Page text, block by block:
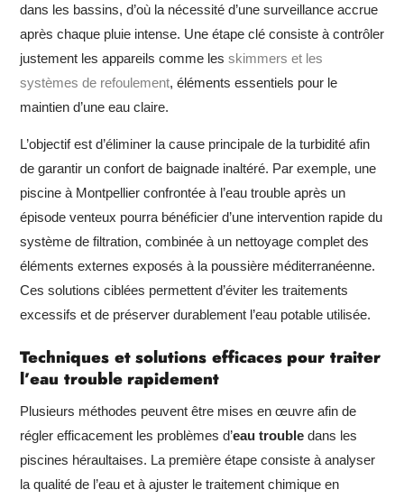
dans les bassins, d’où la nécessité d’une surveillance accrue
après chaque pluie intense. Une étape clé consiste à contrôler
justement les appareils comme les skimmers et les
systèmes de refoulement, éléments essentiels pour le
maintien d’une eau claire.
L’objectif est d’éliminer la cause principale de la turbidité afin
de garantir un confort de baignade inaltéré. Par exemple, une
piscine à Montpellier confrontée à l’eau trouble après un
épisode venteux pourra bénéficier d’une intervention rapide du
système de filtration, combinée à un nettoyage complet des
éléments externes exposés à la poussière méditerranéenne.
Ces solutions ciblées permettent d’éviter les traitements
excessifs et de préserver durablement l’eau potable utilisée.
Techniques et solutions efficaces pour traiter
l’eau trouble rapidement
Plusieurs méthodes peuvent être mises en œuvre afin de
régler efficacement les problèmes d’eau trouble dans les
piscines héraultaises. La première étape consiste à analyser
la qualité de l’eau et à ajuster le traitement chimique en